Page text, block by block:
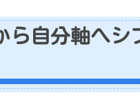
ら自分軸へシ